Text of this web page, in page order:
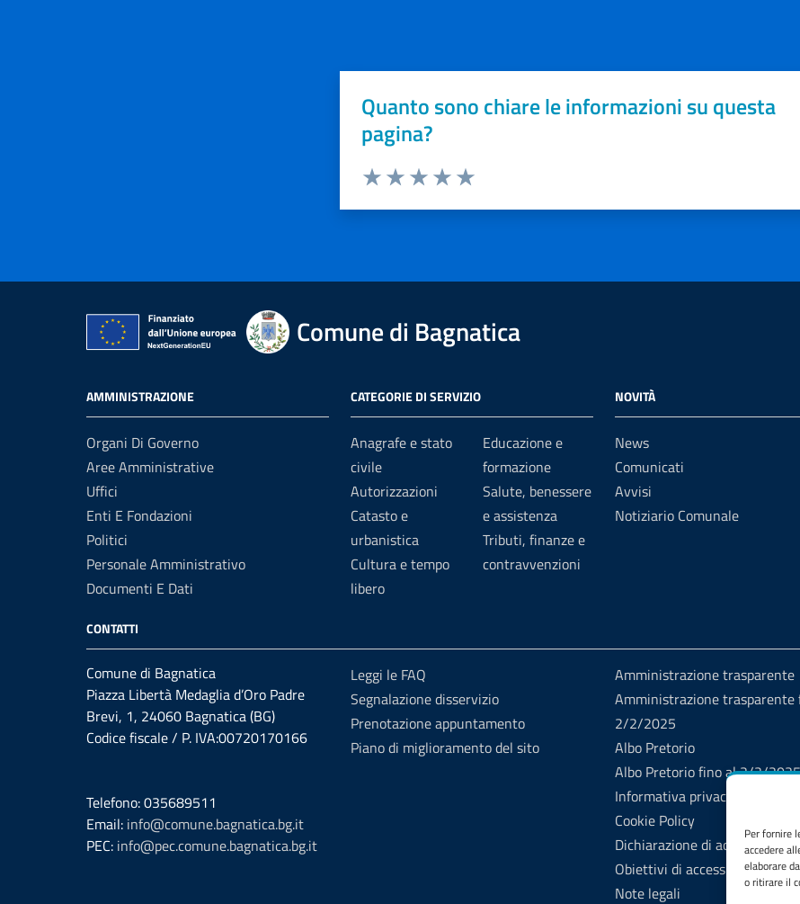
Per fornire
accedere
elaborare
o ritirare il
Quanto sono chiare le informazioni su questa
pagina?
Comune di Bagnatica
AMMINISTRAZIONE
Organi Di Governo
Aree Amministrative
Uffici
Enti E Fondazioni
Politici
Personale Amministrativo
Documenti E Dati
CATEGORIE DI SERVIZIO
Anagrafe e stato
civile
Autorizzazioni
Catasto e
urbanistica
Cultura e tempo
libero
Educazione e
formazione
Salute, benessere
e assistenza
Tributi, finanze e
contravvenzioni
NOVITÀ
News
Comunicati
Avvisi
Notiziario Comunale
CONTATTI
Comune di Bagnatica
Piazza Libertà Medaglia d’Oro Padre
Brevi, 1, 24060 Bagnatica (BG)
Codice fiscale / P. IVA:00720170166
Telefono: 035689511
Email: info@comune.bagnatica.bg.it
PEC: info@pec.comune.bagnatica.bg.it
Leggi le FAQ
Segnalazione disservizio
Prenotazione appuntamento
Piano di miglioramento del sito
Amministrazione trasparente
Amministrazione trasparente
2/2/2025
Albo Pretorio
Albo Pretorio fino al 2/2/2025
Informativa privacy
Cookie Policy
Dichiarazione di accessibilità
Obiettivi di accessibilità
Note legali